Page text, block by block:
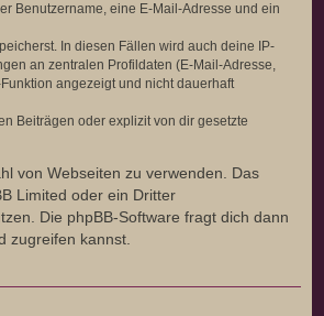
Benutzername, eine E-Mail-Adresse und ein
In diesen Fällen wird auch deine IP-
an zentralen Profildaten (E-Mail-Adresse,
angezeigt und nicht dauerhaft
Beiträgen oder explizit von dir gesetzte
von Webseiten zu verwenden. Das
Limited oder ein Dritter
Die phpBB-Software fragt dich dann
zugreifen kannst.